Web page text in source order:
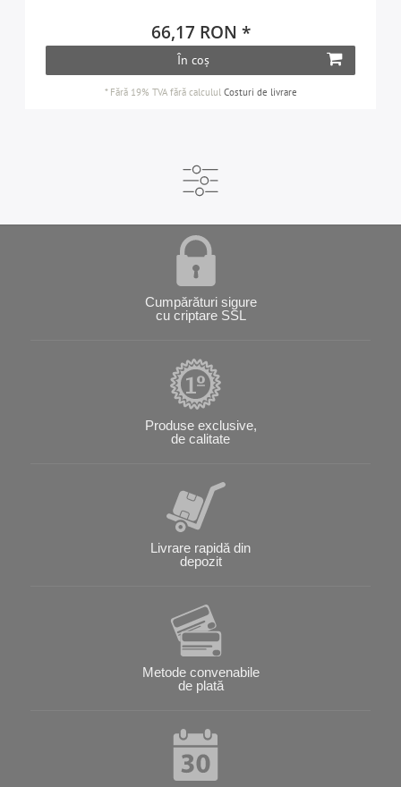
66,17 RON *
În coș
* Fără 19% TVAfără calculul Costuri de livrare
Cumpărături sigure
cu criptare SSL
Produse exclusive,
de calitate
Livrare rapidă din
depozit
Metode convenabile
de plată